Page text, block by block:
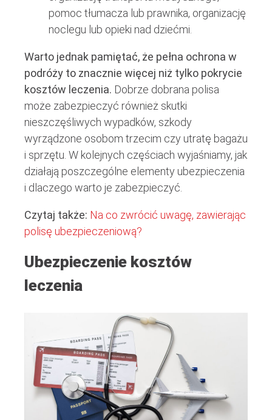
pomoc tłumacza lub prawnika, organizację
noclegu lub opieki nad dziećmi.
Warto jednak pamiętać, że pełna ochrona w
podróży to znacznie więcej niż tylko pokrycie
kosztów leczenia. Dobrze dobrana polisa
może zabezpieczyć również skutki
nieszczęśliwych wypadków, szkody
wyrządzone osobom trzecim czy utratę bagażu
i sprzętu. W kolejnych częściach wyjaśniamy, jak
działają poszczególne elementy ubezpieczenia
i dlaczego warto je zabezpieczyć.
Czytaj także: Na co zwrócić uwagę, zawierając
polisę ubezpieczeniową?
Ubezpieczenie kosztów
leczenia